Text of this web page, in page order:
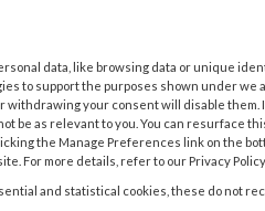
de kinderen
en
data, like browsing data or unique
to support the purposes shown under we
withdrawing your consent will disable them.
be as relevant to you. You can resurface
the Manage Preferences link on the
For more details, refer to our Privacy Policy.
and statistical cookies, these do not